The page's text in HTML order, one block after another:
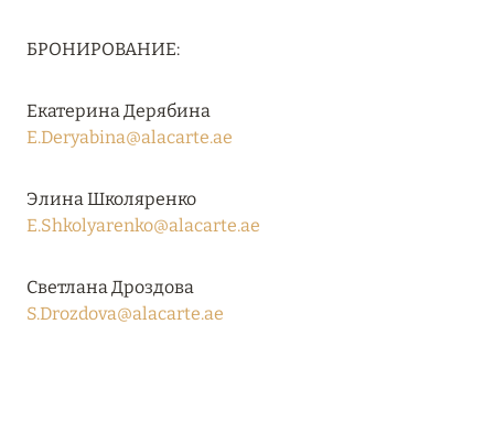
ЗАБРОНИРУЙТЕ FOUR SEASONS RESORT
Подробнее
04 апреля 2025
БРОНИРОВАНИЕ:
Екатерина Дерябина
E.Deryabina@alacarte.ae
Элина Школяренко
E.Shkolyarenko@alacarte.ae
Светлана Дроздова
S.Drozdova@alacarte.ae